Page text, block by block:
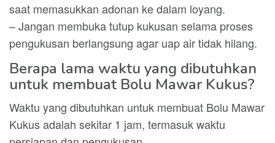
saat memasukkan adonan ke dalam loyang.
– Jangan membuka tutup kukusan selama proses
pengukusan berlangsung agar uap air tidak hilang.
Berapa lama waktu yang dibutuhkan
untuk membuat Bolu Mawar Kukus?
Waktu yang dibutuhkan untuk membuat Bolu Mawar
Kukus adalah sekitar 1 jam, termasuk waktu